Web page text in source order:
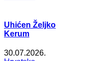
Uhićen Željko
Kerum
30.07.2026.